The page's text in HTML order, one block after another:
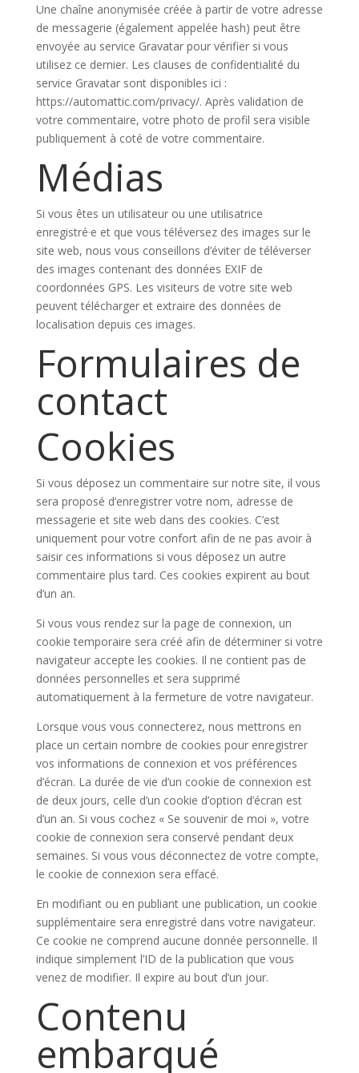
Une chaîne anonymisée créée à partir de votre adresse
de messagerie (également appelée hash) peut être
envoyée au service Gravatar pour vérifier si vous
utilisez ce dernier. Les clauses de confidentialité du
service Gravatar sont disponibles ici :
https://automattic.com/privacy/. Après validation de
votre commentaire, votre photo de profil sera visible
publiquement à coté de votre commentaire.
Médias
Si vous êtes un utilisateur ou une utilisatrice
enregistré·e et que vous téléversez des images sur le
site web, nous vous conseillons d’éviter de téléverser
des images contenant des données EXIF de
coordonnées GPS. Les visiteurs de votre site web
peuvent télécharger et extraire des données de
localisation depuis ces images.
Formulaires de
contact
Cookies
Si vous déposez un commentaire sur notre site, il vous
sera proposé d’enregistrer votre nom, adresse de
messagerie et site web dans des cookies. C’est
uniquement pour votre confort afin de ne pas avoir à
saisir ces informations si vous déposez un autre
commentaire plus tard. Ces cookies expirent au bout
d’un an.
Si vous vous rendez sur la page de connexion, un
cookie temporaire sera créé afin de déterminer si votre
navigateur accepte les cookies. Il ne contient pas de
données personnelles et sera supprimé
automatiquement à la fermeture de votre navigateur.
Lorsque vous vous connecterez, nous mettrons en
place un certain nombre de cookies pour enregistrer
vos informations de connexion et vos préférences
d’écran. La durée de vie d’un cookie de connexion est
de deux jours, celle d’un cookie d’option d’écran est
d’un an. Si vous cochez « Se souvenir de moi », votre
cookie de connexion sera conservé pendant deux
semaines. Si vous vous déconnectez de votre compte,
le cookie de connexion sera effacé.
En modifiant ou en publiant une publication, un cookie
supplémentaire sera enregistré dans votre navigateur.
Ce cookie ne comprend aucune donnée personnelle. Il
indique simplement l’ID de la publication que vous
venez de modifier. Il expire au bout d’un jour.
Contenu
embarqué